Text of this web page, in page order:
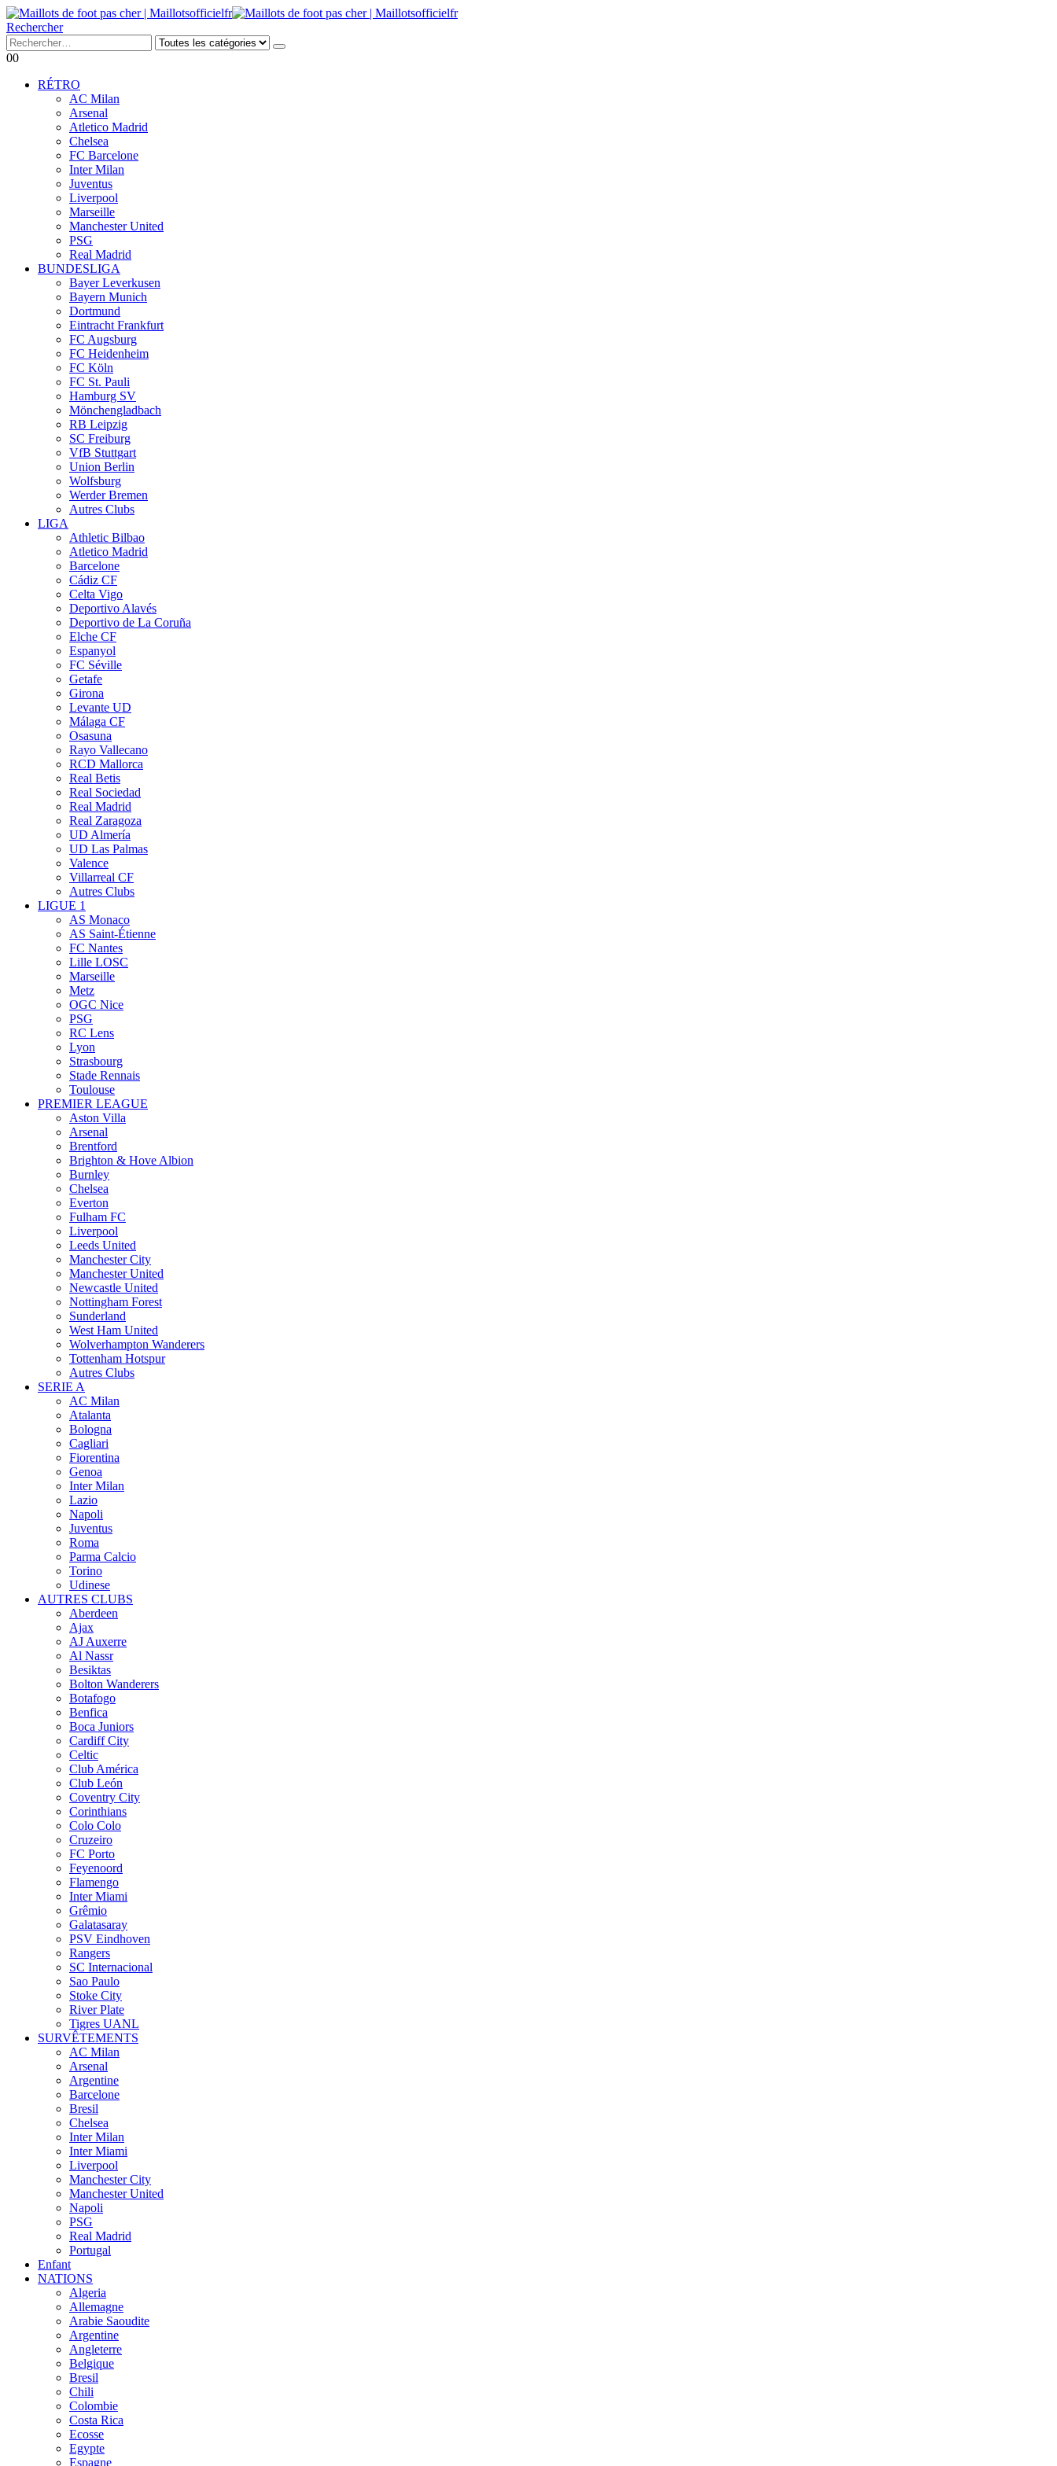
Rechercher
00
RÉTRO
AC Milan
Arsenal
Atletico Madrid
Chelsea
FC Barcelone
Inter Milan
Juventus
Liverpool
Marseille
Manchester United
PSG
Real Madrid
BUNDESLIGA
Bayer Leverkusen
Bayern Munich
Dortmund
Eintracht Frankfurt
FC Augsburg
FC Heidenheim
FC Köln
FC St. Pauli
Hamburg SV
Mönchengladbach
RB Leipzig
SC Freiburg
VfB Stuttgart
Union Berlin
Wolfsburg
Werder Bremen
Autres Clubs
LIGA
Athletic Bilbao
Atletico Madrid
Barcelone
Cádiz CF
Celta Vigo
Deportivo Alavés
Deportivo de La Coruña
Elche CF
Espanyol
FC Séville
Getafe
Girona
Levante UD
Málaga CF
Osasuna
Rayo Vallecano
RCD Mallorca
Real Betis
Real Sociedad
Real Madrid
Real Zaragoza
UD Almería
UD Las Palmas
Valence
Villarreal CF
Autres Clubs
LIGUE 1
AS Monaco
AS Saint-Étienne
FC Nantes
Lille LOSC
Marseille
Metz
OGC Nice
PSG
RC Lens
Lyon
Strasbourg
Stade Rennais
Toulouse
PREMIER LEAGUE
Aston Villa
Arsenal
Brentford
Brighton & Hove Albion
Burnley
Chelsea
Everton
Fulham FC
Liverpool
Leeds United
Manchester City
Manchester United
Newcastle United
Nottingham Forest
Sunderland
West Ham United
Wolverhampton Wanderers
Tottenham Hotspur
Autres Clubs
SERIE A
AC Milan
Atalanta
Bologna
Cagliari
Fiorentina
Genoa
Inter Milan
Lazio
Napoli
Juventus
Roma
Parma Calcio
Torino
Udinese
AUTRES CLUBS
Aberdeen
Ajax
AJ Auxerre
Al Nassr
Besiktas
Bolton Wanderers
Botafogo
Benfica
Boca Juniors
Cardiff City
Celtic
Club América
Club León
Coventry City
Corinthians
Colo Colo
Cruzeiro
FC Porto
Feyenoord
Flamengo
Inter Miami
Grêmio
Galatasaray
PSV Eindhoven
Rangers
SC Internacional
Sao Paulo
Stoke City
River Plate
Tigres UANL
SURVÊTEMENTS
AC Milan
Arsenal
Argentine
Barcelone
Bresil
Chelsea
Inter Milan
Inter Miami
Liverpool
Manchester City
Manchester United
Napoli
PSG
Real Madrid
Portugal
Enfant
NATIONS
Algeria
Allemagne
Arabie Saoudite
Argentine
Angleterre
Belgique
Bresil
Chili
Colombie
Costa Rica
Ecosse
Egypte
Espagne